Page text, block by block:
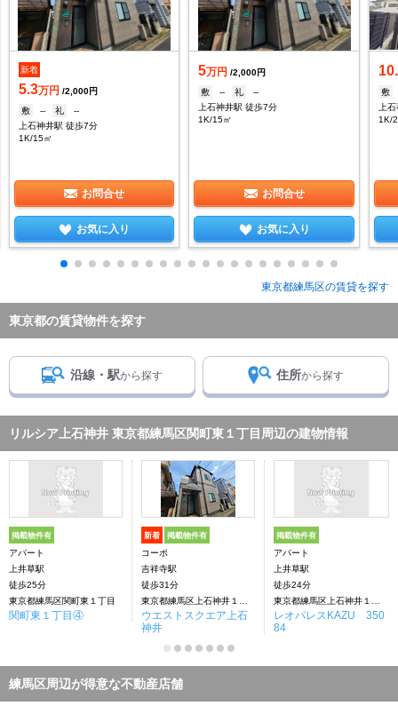
新着
5.3万円 /2,000円
敷
-- 礼
--
上石神井駅 徒歩7分
1K/15㎡
お問合せ
お気に入り
5万円 /2,000円
敷
-- 礼
--
上石神井駅 徒歩7分
1K/15㎡
お問合せ
お気に入り
敷
上
1K/
東京都練馬区の賃貸を探す
東京都の賃貸物件を探す
沿線・駅から探す 住所から探す
リルシア上石神井 東京都練馬区関町東１丁目周辺の建物情報
掲載物件有
アパート
上井草駅
徒歩25分
東京都練馬区関町東１丁目
関町東１丁目④
新着 掲載物件有
コーポ
吉祥寺駅
徒歩31分
ウエストスクエア上石
神井
掲載物件有
アパート
上井草駅
徒歩24分
レオパレスKAZU 350
84
練馬区周辺が得意な不動産店舗